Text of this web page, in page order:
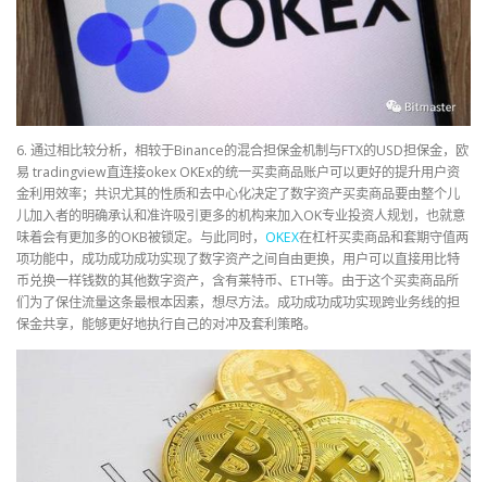
6. 通过相比较分析，相较于Binance的混合担保金机制与FTX的USD担保金，欧
易 tradingview直连接okex OKEx的统一买卖商品账户可以更好的提升用户资
金利用效率；共识尤其的性质和去中心化决定了数字资产买卖商品要由整个儿
儿加入者的明确承认和准许吸引更多的机构来加入OK专业投资人规划，也就意
味着会有更加多的OKB被锁定。与此同时， OKEX在杠杆买卖商品和套期守值两
项功能中，成功成功成功实现了数字资产之间自由更换，用户可以直接用比特
币兑换一样钱数的其他数字资产，含有莱特币、ETH等。由于这个买卖商品所
们为了保住流量这条最根本因素，想尽方法。成功成功成功实现跨业务线的担
保金共享，能够更好地执行自己的对冲及套利策略。